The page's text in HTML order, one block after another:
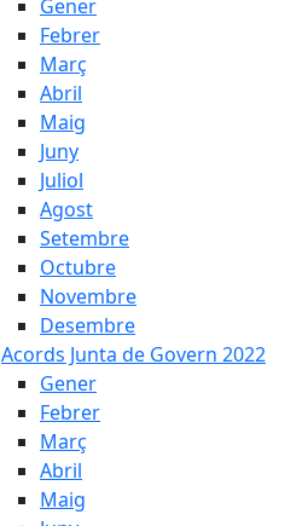
Gener
Febrer
Març
Abril
Maig
Juny
Juliol
Agost
Setembre
Octubre
Novembre
Desembre
Acords Junta de Govern 2022
Gener
Febrer
Març
Abril
Maig